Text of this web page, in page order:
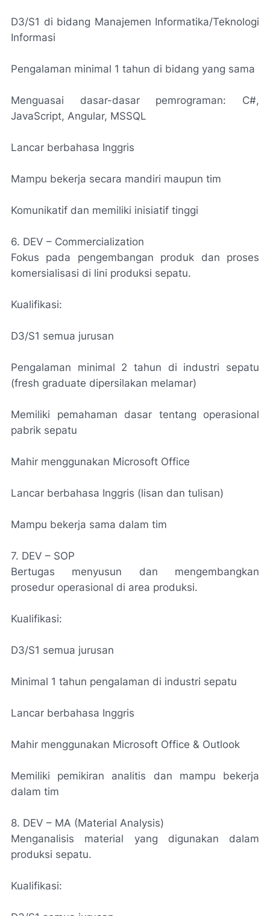
D3/S1 di bidang Manajemen Informatika/Teknologi
Informasi
Pengalaman minimal 1 tahun di bidang yang sama
Menguasai dasar-dasar pemrograman: C#,
JavaScript, Angular, MSSQL
Lancar berbahasa Inggris
Mampu bekerja secara mandiri maupun tim
Komunikatif dan memiliki inisiatif tinggi
6. DEV – Commercialization
Fokus pada pengembangan produk dan proses
komersialisasi di lini produksi sepatu.
Kualifikasi:
D3/S1 semua jurusan
Pengalaman minimal 2 tahun di industri sepatu
(fresh graduate dipersilakan melamar)
Memiliki pemahaman dasar tentang operasional
pabrik sepatu
Mahir menggunakan Microsoft Office
Lancar berbahasa Inggris (lisan dan tulisan)
Mampu bekerja sama dalam tim
7. DEV – SOP
Bertugas menyusun dan mengembangkan
prosedur operasional di area produksi.
Kualifikasi:
D3/S1 semua jurusan
Minimal 1 tahun pengalaman di industri sepatu
Lancar berbahasa Inggris
Mahir menggunakan Microsoft Office & Outlook
Memiliki pemikiran analitis dan mampu bekerja
dalam tim
8. DEV – MA (Material Analysis)
Menganalisis material yang digunakan dalam
produksi sepatu.
Kualifikasi: